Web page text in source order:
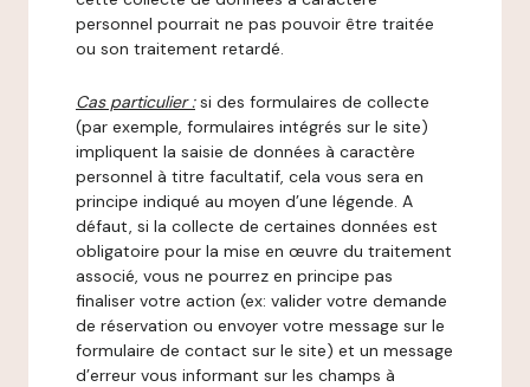
personnel pourrait ne pas pouvoir être traitée
ou son traitement retardé.
Cas particulier : si des formulaires de collecte
(par exemple, formulaires intégrés sur le site)
impliquent la saisie de données à caractère
personnel à titre facultatif, cela vous sera en
principe indiqué au moyen d’une légende. A
défaut, si la collecte de certaines données est
obligatoire pour la mise en œuvre du traitement
associé, vous ne pourrez en principe pas
finaliser votre action (ex: valider votre demande
de réservation ou envoyer votre message sur le
formulaire de contact sur le site) et un message
d’erreur vous informant sur les champs à